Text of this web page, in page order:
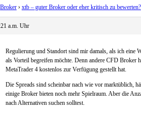
Broker › xtb – guter Broker oder eher kritisch zu bewerten?
a.m. Uhr
Regulierung und Standort sind mir damals, als ich eine
als Vorteil begreifen möchte. Denn andere CFD Broker
MetaTrader 4 kostenlos zur Verfügung gestellt hat.
Die Spreads sind scheinbar nach wie vor marktüblich,
einige Broker bieten noch mehr Spielraum. Aber die
nach Alternativen suchen solltest.